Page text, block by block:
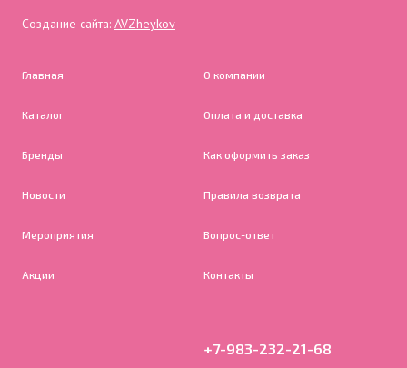
Создание сайта: AVZheykov
Главная
Каталог
Бренды
Новости
Мероприятия
Акции
О компании
Оплата и доставка
Как оформить заказ
Правила возврата
Вопрос-ответ
Контакты
+7-983-232-21-68